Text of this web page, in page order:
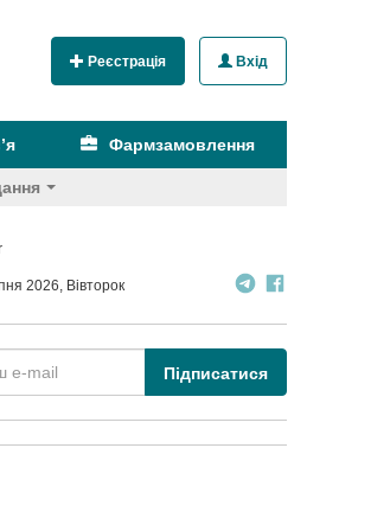
Реєстрація Вхід
Фармзамовлення
2026, Вівторок
Підписатися